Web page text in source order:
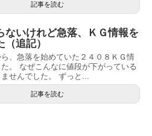
記事を読む
ないけれど急落、ＫＧ情報を
追記）
ら、急落を始めていた２４０８ＫＧ情
。 なぜこんなに値段が下がっている
せんでした。 ずっと...
記事を読む